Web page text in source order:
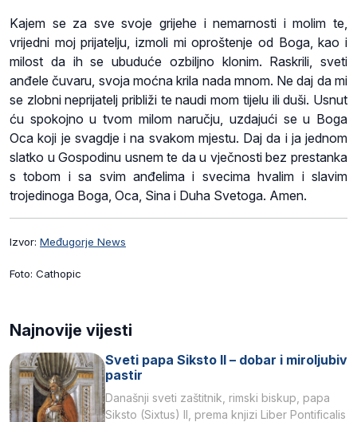
Kajem se za sve svoje grijehe i nemarnosti i molim te,
vrijedni moj prijatelju, izmoli mi oproštenje od Boga, kao i
milost da ih se ubuduće ozbiljno klonim. Raskrili, sveti
anđele čuvaru, svoja moćna krila nada mnom. Ne daj da mi
se zlobni neprijatelj približi te naudi mom tijelu ili duši. Usnut
ću spokojno u tvom milom naručju, uzdajući se u Boga
Oca koji je svagdje i na svakom mjestu. Daj da i ja jednom
slatko u Gospodinu usnem te da u vječnosti bez prestanka
s tobom i sa svim anđelima i svecima hvalim i slavim
trojedinoga Boga, Oca, Sina i Duha Svetoga. Amen.
Izvor: Međugorje News
Foto: Cathopic
Najnovije vijesti
Sveti papa Siksto II – dobar i miroljubiv
pastir
Današnji sveti zaštitnik, rimski biskup, papa
Siksto (Sixtus) II, prema knjizi Liber Pontificalis